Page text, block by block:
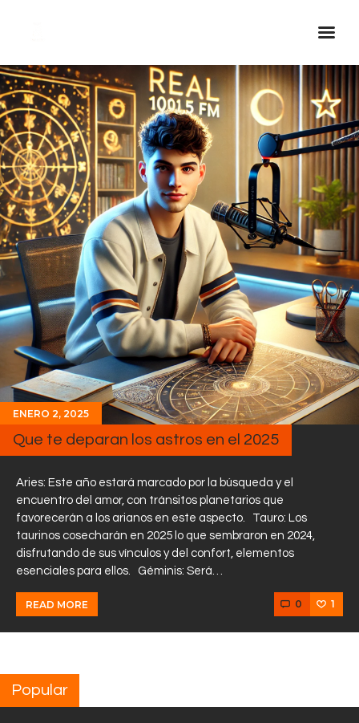
Inicio Real FM
Streaming
En Vivo
Descarga La APP
Programas
Noticias
Equipo
Sobre Nosotros
Contactos
ENERO 2, 2025
Que te deparan los astros en el 2025
Aries: Este año estará marcado por la búsqueda y el
encuentro del amor, con tránsitos planetarios que
favorecerán a los arianos en este aspecto. Tauro: Los
taurinos cosecharán en 2025 lo que sembraron en 2024,
disfrutando de sus vínculos y del confort, elementos
esenciales para ellos. Géminis: Será…
READ MORE 0 1
Popular